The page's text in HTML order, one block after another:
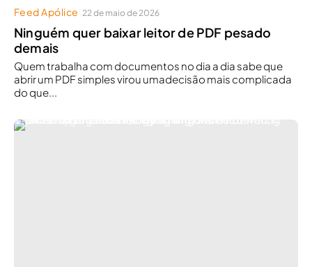
Feed Apólice 22 de maio de 2026
Ninguém quer baixar leitor de PDF pesado
demais
Quem trabalha com documentos no dia a dia sabe que
abrir um PDF simples virou umadecisão mais complicada
do que...